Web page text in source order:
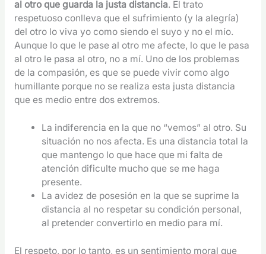
al otro que guarda la justa distancia. El trato
respetuoso conlleva que el sufrimiento (y la alegría)
del otro lo viva yo como siendo el suyo y no el mío.
Aunque lo que le pase al otro me afecte, lo que le pasa
al otro le pasa al otro, no a mí. Uno de los problemas
de la compasión, es que se puede vivir como algo
humillante porque no se realiza esta justa distancia
que es medio entre dos extremos.
La indiferencia en la que no “vemos” al otro. Su
situación no nos afecta. Es una distancia total la
que mantengo lo que hace que mi falta de
atención dificulte mucho que se me haga
presente.
La avidez de posesión en la que se suprime la
distancia al no respetar su condición personal,
al pretender convertirlo en medio para mí.
El respeto, por lo tanto, es un sentimiento moral que